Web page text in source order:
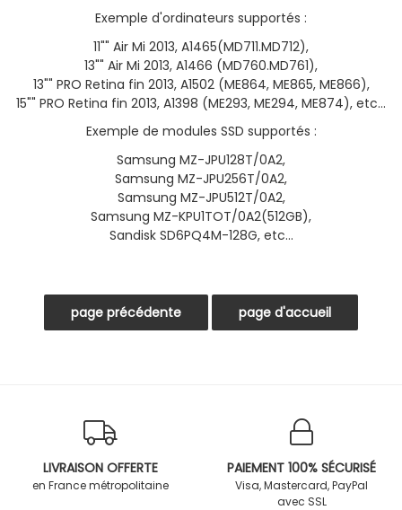
Exemple d'ordinateurs supportés :
11"" Air Mi 2013, A1465(MD711.MD712),
13"" Air Mi 2013, A1466 (MD760.MD761),
13"" PRO Retina fin 2013, A1502 (ME864, ME865, ME866),
15"" PRO Retina fin 2013, A1398 (ME293, ME294, ME874), etc...
Exemple de modules SSD supportés :
Samsung MZ-JPU128T/0A2,
Samsung MZ-JPU256T/0A2,
Samsung MZ-JPU512T/0A2,
Samsung MZ-KPU1TOT/0A2(512GB),
Sandisk SD6PQ4M-128G, etc...
LIVRAISON OFFERTE
en France métropolitaine
PAIEMENT 100% SÉCURISÉ
Visa, Mastercard, PayPal
avec SSL